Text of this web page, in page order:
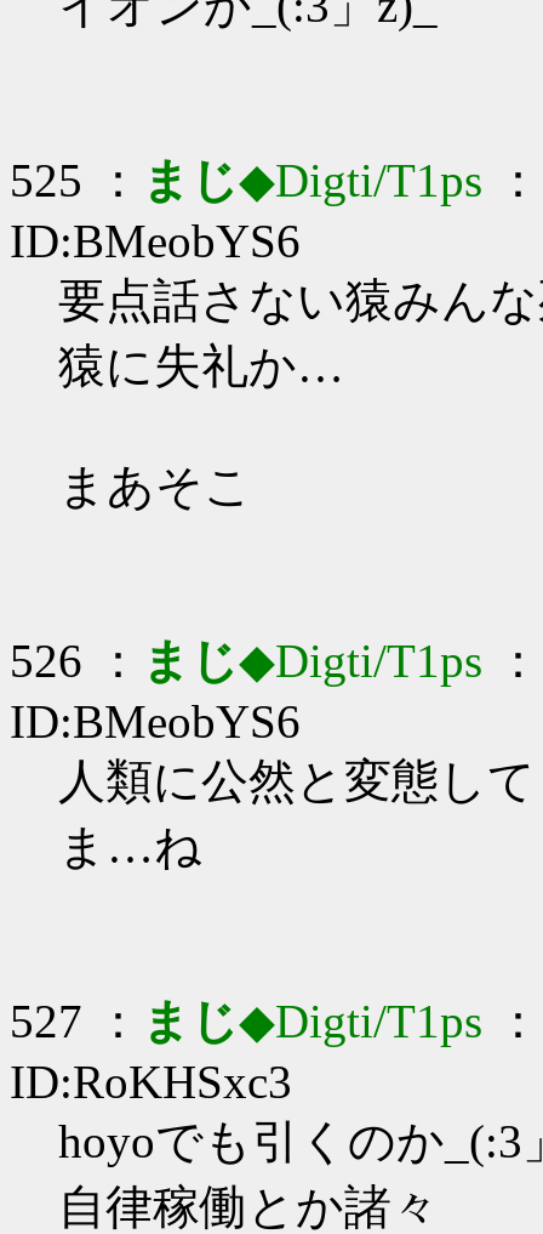
525 ： まじ◆Digti/T1ps
ID:BMeobYS6
要点話さない猿みん
猿に失礼か…
まあそこ
526 ： まじ◆Digti/T1ps
ID:BMeobYS6
人類に公然と変態し
ま…ね
527 ： まじ◆Digti/T1ps
ID:RoKHSxc3
hoyoでも引くのか_(:3
自律稼働とか諸々